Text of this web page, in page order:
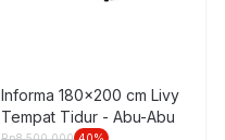
Informa 180x200 cm Livy
Tempat Tidur - Abu-Abu